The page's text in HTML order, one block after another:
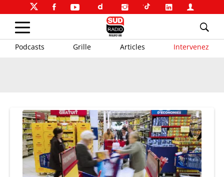
Podcasts Grille Articles Intervenez